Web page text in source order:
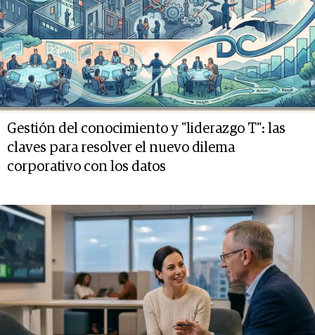
Gestión del conocimiento y "liderazgo T": las
claves para resolver el nuevo dilema
corporativo con los datos